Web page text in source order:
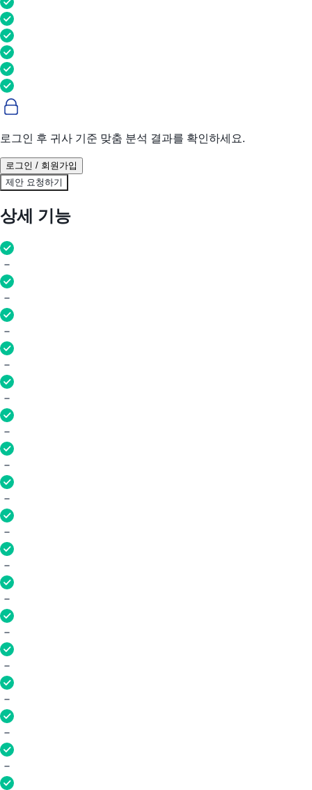
로그인 후 귀사 기준 맞춤 분석 결과를 확인하세요.
로그인 / 회원가입
제안 요청하기
상세 기능